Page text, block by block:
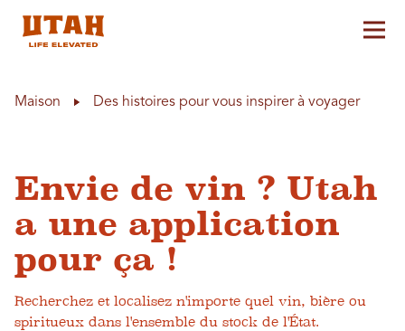
Maison Des histoires pour vous inspirer à voyager
Envie de vin ? Utah
a une application
pour ça !
Recherchez et localisez n'importe quel vin, bière ou
spiritueux dans l'ensemble du stock de l'État.